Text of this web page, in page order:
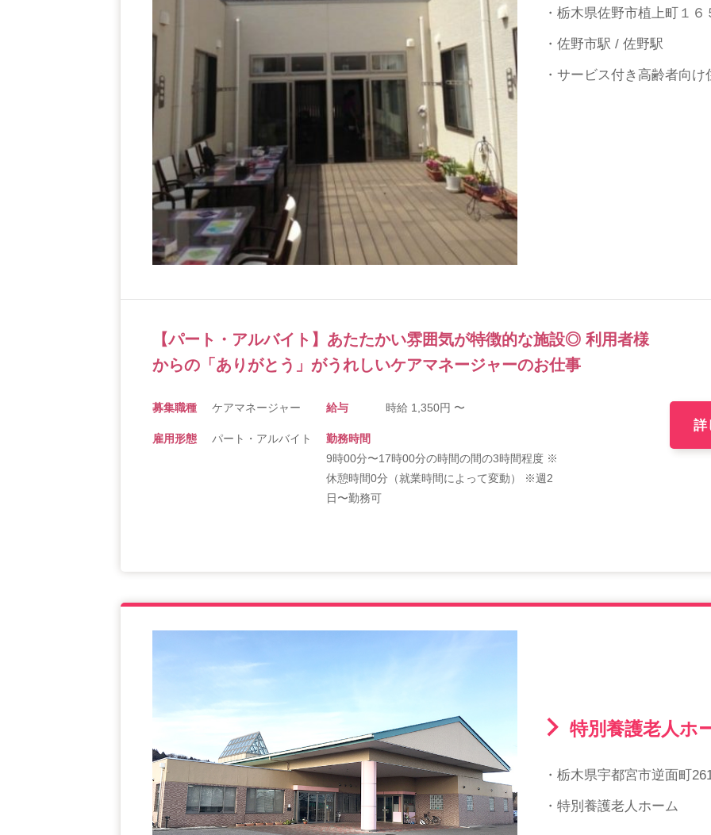
・栃木県佐野市植上町１６
・佐野市駅 / 佐野駅
・サービス付き高齢者向け
【パート・アルバイト】あたたかい雰囲気が特徴的な施設◎ 利用者様
からの「ありがとう」がうれしいケアマネージャーのお仕事
募集職種 ケアマネージャー 給与 時給 1,350円 〜
雇用形態 パート・アルバイト
勤務時間
9時00分〜17時00分の時間の間の3時間程度 ※
休憩時間0分（就業時間によって変動） ※週2
日〜勤務可
詳
特別養護老人ホ
・栃木県宇都宮市逆面町
・特別養護老人ホーム